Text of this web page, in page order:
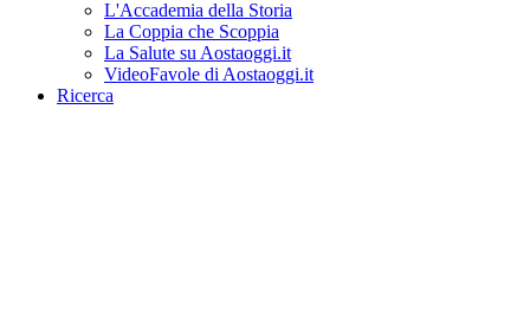
L'Accademia della Storia
La Coppia che Scoppia
La Salute su Aostaoggi.it
VideoFavole di Aostaoggi.it
Ricerca